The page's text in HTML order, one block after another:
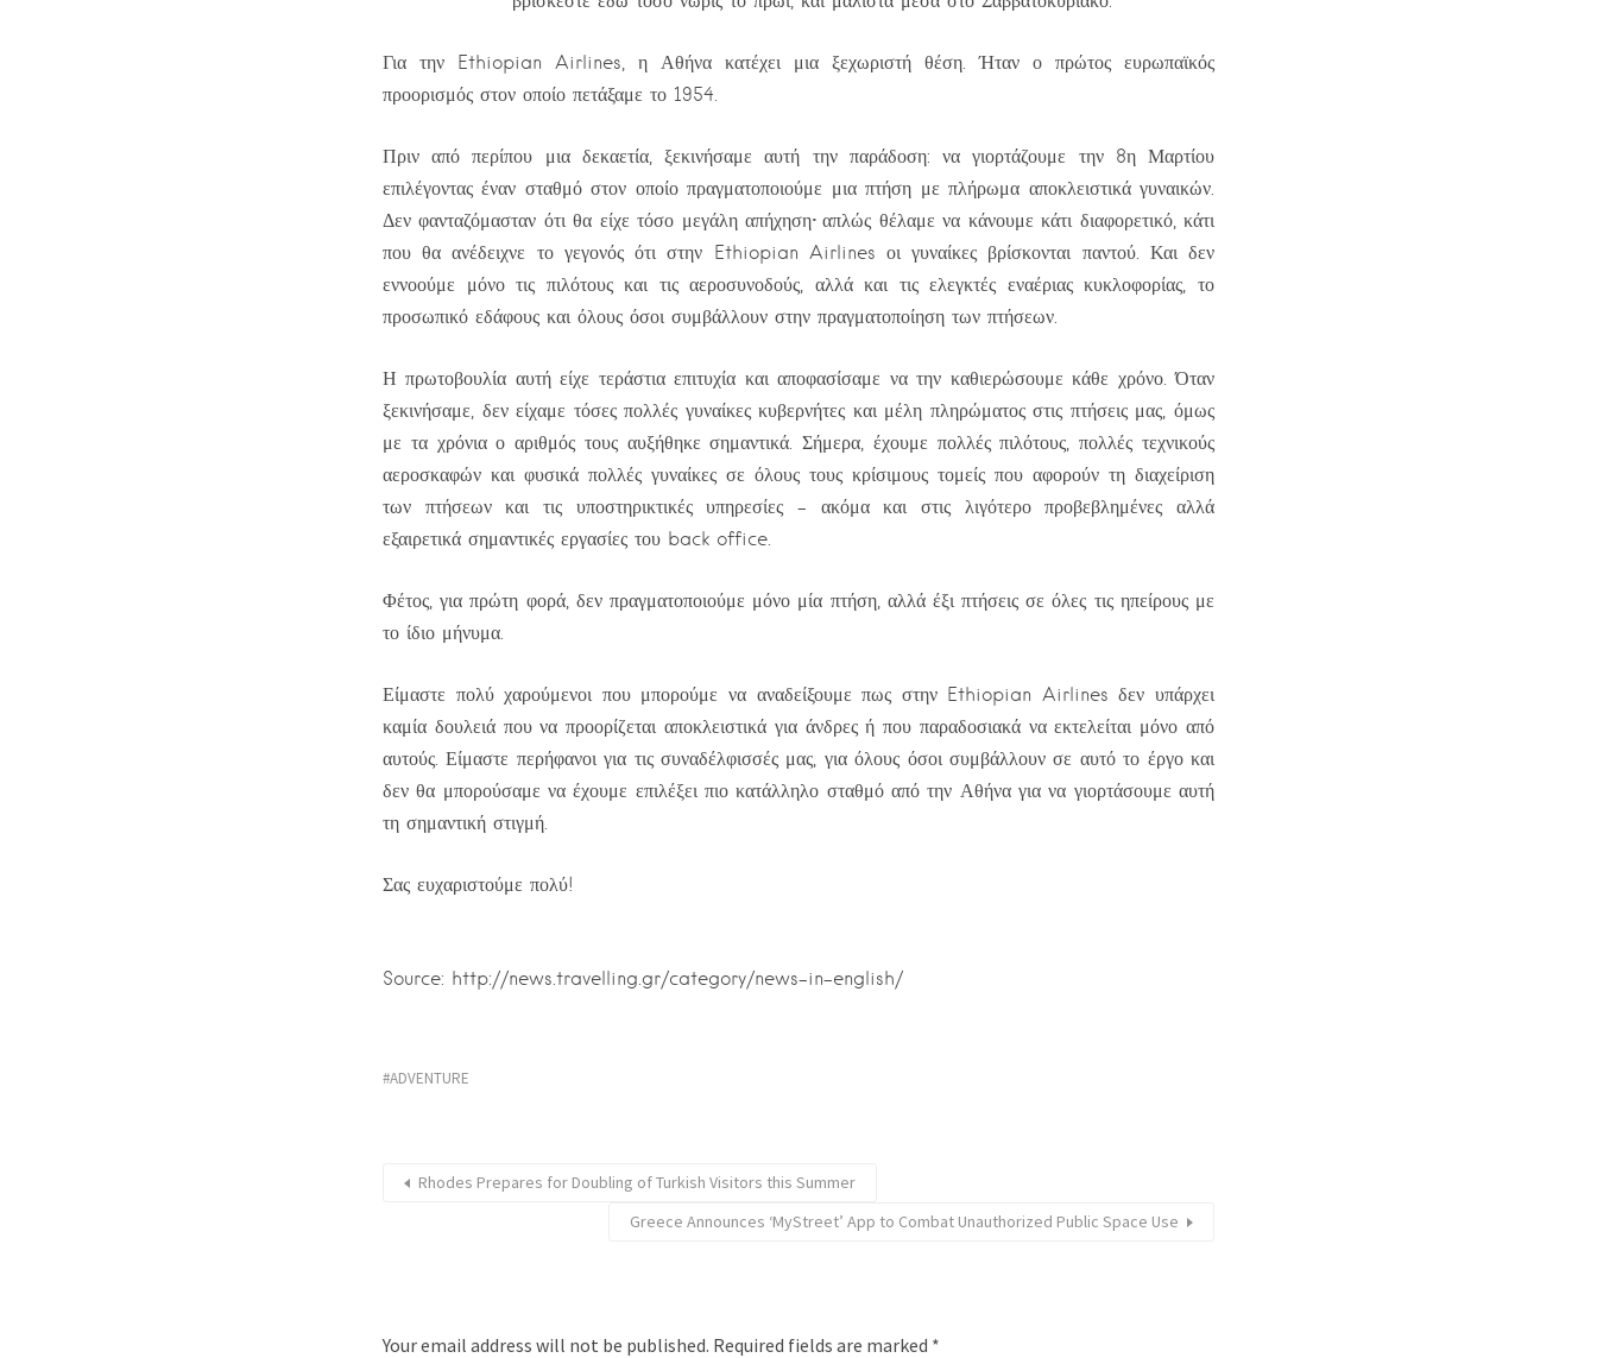
Για την Ethiopian Airlines, η Αθήνα κατέχει μια ξεχωριστή θέση. Ήταν ο πρώτος ευρωπαϊκός
προορισμός στον οποίο πετάξαμε το 1954.
Πριν από περίπου μια δεκαετία, ξεκινήσαμε αυτή την παράδοση: να γιορτάζουμε την 8η Μαρτίου
επιλέγοντας έναν σταθμό στον οποίο πραγματοποιούμε μια πτήση με πλήρωμα αποκλειστικά γυναικών.
Δεν φανταζόμασταν ότι θα είχε τόσο μεγάλη απήχηση· απλώς θέλαμε να κάνουμε κάτι διαφορετικό, κάτι
που θα ανέδειχνε το γεγονός ότι στην Ethiopian Airlines οι γυναίκες βρίσκονται παντού. Και δεν
εννοούμε μόνο τις πιλότους και τις αεροσυνοδούς, αλλά και τις ελεγκτές εναέριας κυκλοφορίας, το
προσωπικό εδάφους και όλους όσοι συμβάλλουν στην πραγματοποίηση των πτήσεων.
Η πρωτοβουλία αυτή είχε τεράστια επιτυχία και αποφασίσαμε να την καθιερώσουμε κάθε χρόνο. Όταν
ξεκινήσαμε, δεν είχαμε τόσες πολλές γυναίκες κυβερνήτες και μέλη πληρώματος στις πτήσεις μας, όμως
με τα χρόνια ο αριθμός τους αυξήθηκε σημαντικά. Σήμερα, έχουμε πολλές πιλότους, πολλές τεχνικούς
αεροσκαφών και φυσικά πολλές γυναίκες σε όλους τους κρίσιμους τομείς που αφορούν τη διαχείριση
των πτήσεων και τις υποστηρικτικές υπηρεσίες – ακόμα και στις λιγότερο προβεβλημένες αλλά
εξαιρετικά σημαντικές εργασίες του back office.
Φέτος, για πρώτη φορά, δεν πραγματοποιούμε μόνο μία πτήση, αλλά έξι πτήσεις σε όλες τις ηπείρους με
το ίδιο μήνυμα.
Είμαστε πολύ χαρούμενοι που μπορούμε να αναδείξουμε πως στην Ethiopian Airlines δεν υπάρχει
καμία δουλειά που να προορίζεται αποκλειστικά για άνδρες ή που παραδοσιακά να εκτελείται μόνο από
αυτούς. Είμαστε περήφανοι για τις συναδέλφισσές μας, για όλους όσοι συμβάλλουν σε αυτό το έργο και
δεν θα μπορούσαμε να έχουμε επιλέξει πιο κατάλληλο σταθμό από την Αθήνα για να γιορτάσουμε αυτή
τη σημαντική στιγμή.
Σας ευχαριστούμε πολύ!
Source: http://news.travelling.gr/category/news-in-english/
ADVENTURE
Rhodes Prepares for Doubling of Turkish Visitors this Summer
Greece Announces ‘MyStreet’ App to Combat Unauthorized Public Space Use
Your email address will not be published. Required fields are marked *